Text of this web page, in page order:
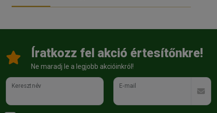
Íratkozz fel akció értesítőnkre!
Ne maradj le a legjobb akcióinkról!
Keresztnév E-mail